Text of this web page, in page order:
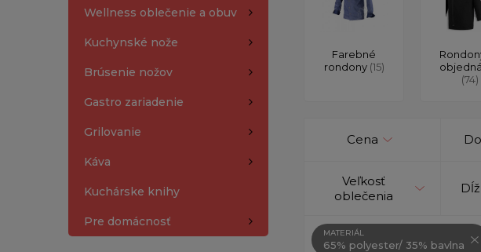
Wellness oblečenie a obuv
Kuchynské nože
Brúsenie nožov
Gastro zariadenie
Grilovanie
Káva
Kuchárske knihy
Pre domácnosť
Farebné
rondony (15)
(74)
Cena
Veľkosť
oblečenia
MATERIÁL
65% polyester/ 35% bavlna